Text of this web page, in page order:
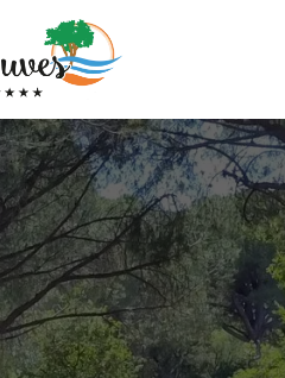
Ankunft
Ankunft